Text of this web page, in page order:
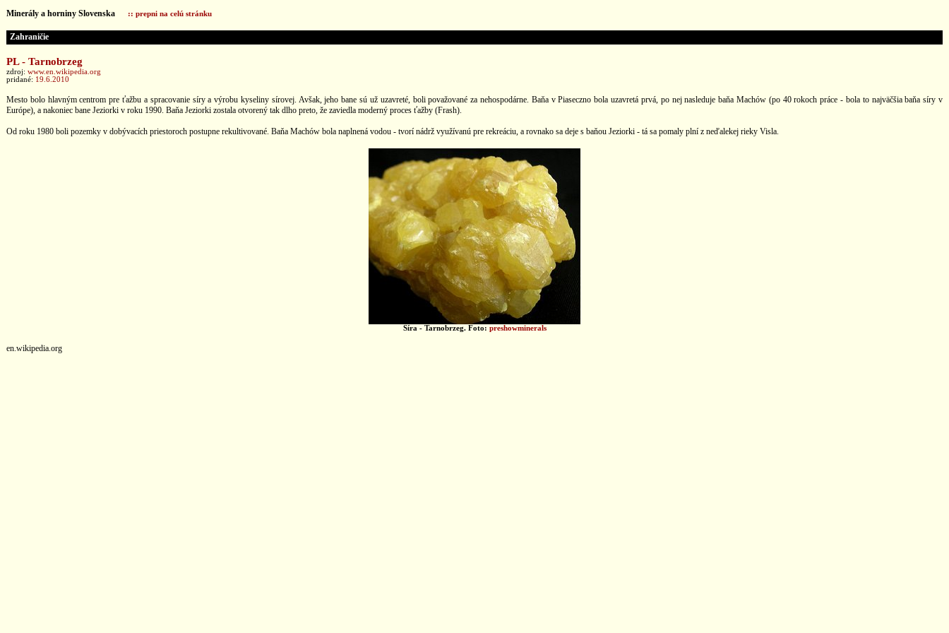
Minerály a horniny Slovenska :: prepni na celú stránku
Zahraničie
PL - Tarnobrzeg
zdroj: www.en.wikipedia.org
pridané: 19.6.2010
Mesto bolo hlavným centrom pre ťažbu a spracovanie síry a výrobu kyseliny sírovej. Avšak, jeho bane sú už uzavreté, boli považované za nehospodárne. Baňa v Piaseczno bola uzavretá prvá, po nej nasleduje baňa Machów (po 40 rokoch práce - bola to najväčšia baňa síry v
Európe), a nakoniec bane Jeziorki v roku 1990. Baňa Jeziorki zostala otvorený tak dlho preto, že zaviedla moderný proces ťažby (Frash).
Od roku 1980 boli pozemky v dobývacích priestoroch postupne rekultivované. Baňa Machów bola naplnená vodou - tvorí nádrž využívanú pre rekreáciu, a rovnako sa deje s baňou Jeziorki - tá sa pomaly plní z neďalekej rieky Visla.
Síra - Tarnobrzeg. Foto: preshowminerals
en.wikipedia.org